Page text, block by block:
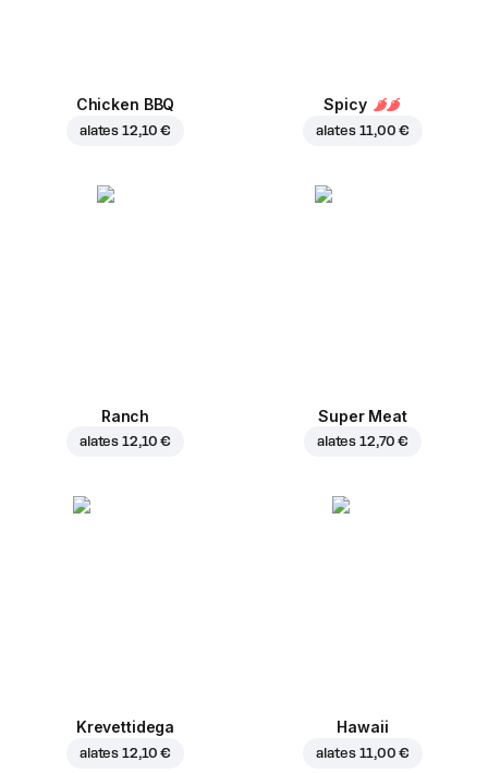
Chicken BBQ
alates 12,10 €
Spicy
alates 11,00 €
Ranch
alates 12,10 €
Super Meat
alates 12,70 €
Krevettidega
alates 12,10 €
Hawaii
alates 11,00 €